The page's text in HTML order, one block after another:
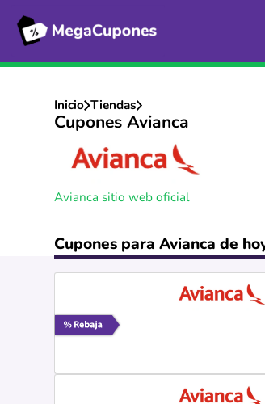
Inicio Tiendas
Cupones Avianca
Avianca sitio web oficial
Cupones para Avianca de